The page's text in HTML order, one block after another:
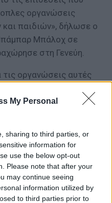
My Personal
sharing to third parties, or
information for
use the below opt-out
Please note that after your
may continue seeing
information utilized by
to third parties prior to
οργανώσεις
και παιδιών», δήλωσε ο
Μπάλοχ σε
στη Γενεύη.
τις οργανώσεις αυτές
που τρομοκρατεί
Ωστόσο οι οργανώσεις
από αυτούς που
Σόκοτο, Ζαμφάρα
από την βία
εκβιασμούς,
καταστροφή